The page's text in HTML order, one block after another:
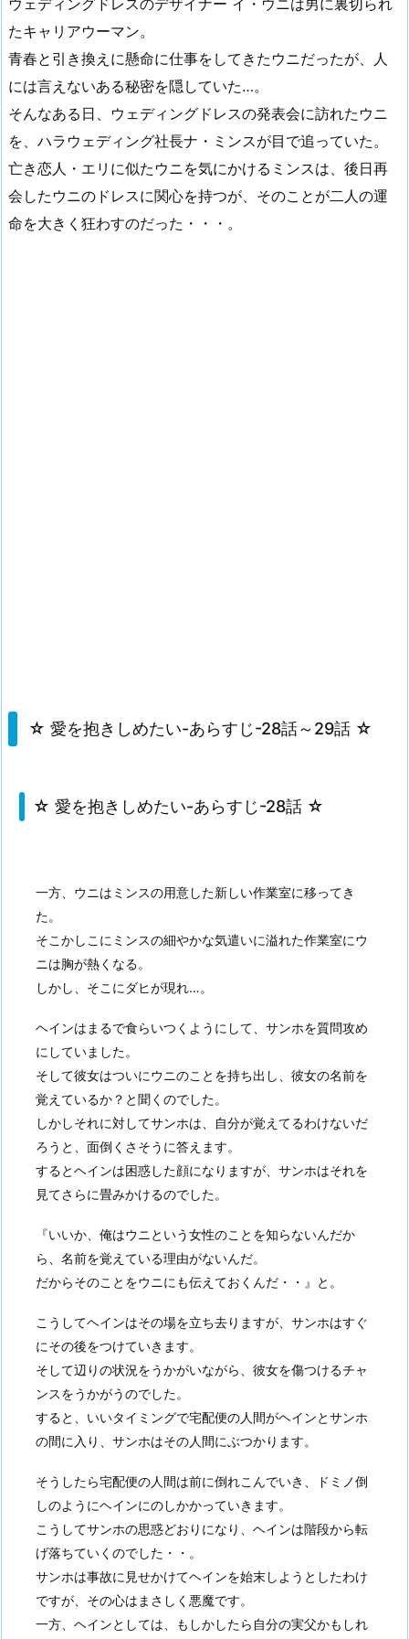
ウェディングドレスのデザイナー イ・ウニは男に裏切られ
たキャリアウーマン。
青春と引き換えに懸命に仕事をしてきたウニだったが、 人
には言えないある秘密を隠していた…。
そんなある日、ウェディングドレスの発表会に訪れたウニ
を、ハラウェディング社長ナ・ミンスが目で追っていた。
亡き恋人・エリに似たウニを気にかけるミンスは、後日再
会したウニのドレスに関心を持つが、そのことが二人の運
命を大きく狂わすのだった・・・。
☆ 愛を抱きしめたい-あらすじ-28話～29話 ☆
☆ 愛を抱きしめたい-あらすじ-28話 ☆
一方、ウニはミンスの用意した新しい作業室に移ってき
た。
そこかしこにミンスの細やかな気遣いに溢れた作業室にウ
ニは胸が熱くなる。
しかし、そこにダヒが現れ…。
ヘインはまるで食らいつくようにして、サンホを質問攻め
にしていました。
そして彼女はついにウニのことを持ち出し、彼女の名前を
覚えているか？と聞くのでした。
しかしそれに対してサンホは、自分が覚えてるわけないだ
ろうと、面倒くさそうに答えます。
するとヘインは困惑した顔になりますが、サンホはそれを
見てさらに畳みかけるのでした。
『いいか、俺はウニという女性のことを知らないんだか
ら、名前を覚えている理由がないんだ。
だからそのことをウニにも伝えておくんだ・・』と。
こうしてヘインはその場を立ち去りますが、サンホはすぐ
にその後をつけていきます。
そして辺りの状況をうかがいながら、彼女を傷つけるチャ
ンスをうかがうのでした。
すると、いいタイミングで宅配便の人間がヘインとサンホ
の間に入り、サンホはその人間にぶつかります。
そうしたら宅配便の人間は前に倒れこんでいき、ドミノ倒
しのようにヘインにのしかかっていきます。
こうしてサンホの思惑どおりになり、ヘインは階段から転
げ落ちていくのでした・・。
サンホは事故に見せかけてヘインを始末しようとしたわけ
ですが、その心はまさしく悪魔です。
一方、ヘインとしては、もしかしたら自分の実父かもしれ